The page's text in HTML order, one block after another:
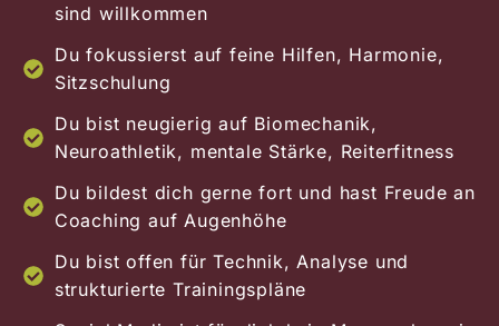
sind willkommen
Du fokussierst auf feine Hilfen, Harmonie,
Sitzschulung
Du bist neugierig auf Biomechanik,
Neuroathletik, mentale Stärke, Reiterfitness
Du bildest dich gerne fort und hast Freude an
Coaching auf Augenhöhe
Du bist offen für Technik, Analyse und
strukturierte Trainingspläne